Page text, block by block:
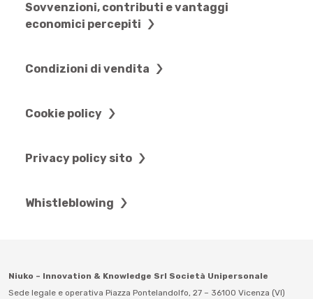
Sovvenzioni, contributi e vantaggi
economici percepiti
Condizioni di vendita
Cookie policy
Privacy policy sito
Whistleblowing
Niuko – Innovation & Knowledge Srl Società Unipersonale
Sede legale e operativa Piazza Pontelandolfo, 27 – 36100 Vicenza (VI)